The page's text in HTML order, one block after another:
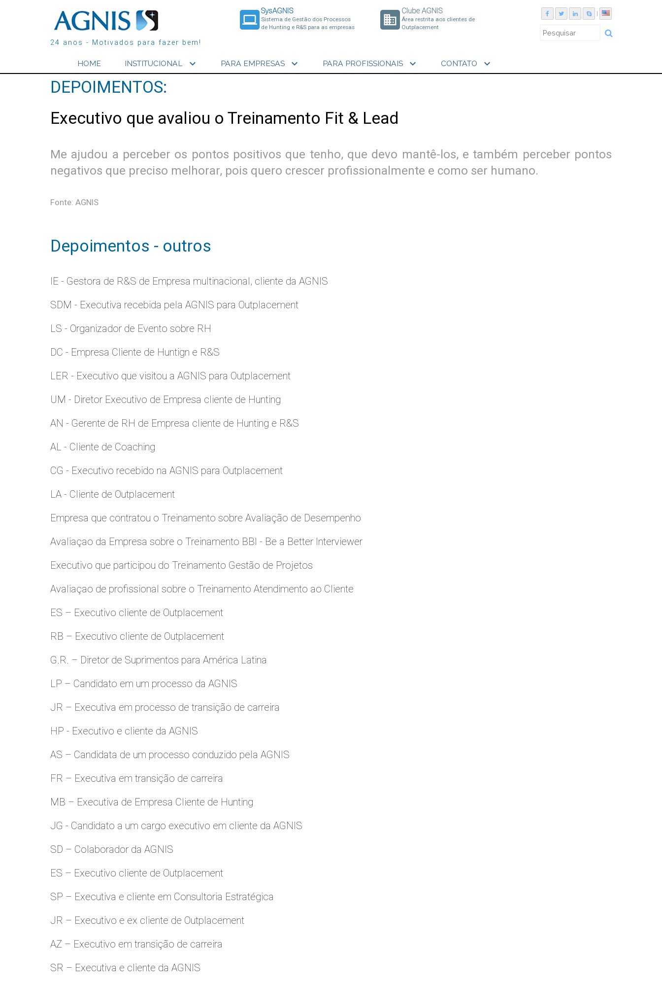
24 anos - Motivados para fazer bem!
laptop
SysAGNIS
Sistema de Gestão dos Processos
de Hunting e R&S para as empresas
business
Clube AGNIS
Área restrita aos clientes de
Outplacement
HOME INSTITUCIONAL expand_more PARA EMPRESAS expand_more PARA PROFISSIONAIS expand_more CONTATO expand_more
DEPOIMENTOS:
Executivo que avaliou o Treinamento Fit & Lead
Me ajudou a perceber os pontos positivos que tenho, que devo mantê-los, e também perceber pontos
negativos que preciso melhorar, pois quero crescer profissionalmente e como ser humano.
Fonte: AGNIS
Depoimentos - outros
IE - Gestora de R&S de Empresa multinacional, cliente da AGNIS
SDM - Executiva recebida pela AGNIS para Outplacement
LS - Organizador de Evento sobre RH
DC - Empresa Cliente de Huntign e R&S
LER - Executivo que visitou a AGNIS para Outplacement
UM - Diretor Executivo de Empresa cliente de Hunting
AN - Gerente de RH de Empresa cliente de Hunting e R&S
AL - Cliente de Coaching
CG - Executivo recebido na AGNIS para Outplacement
LA - Cliente de Outplacement
Empresa que contratou o Treinamento sobre Avaliação de Desempenho
Avaliaçao da Empresa sobre o Treinamento BBI - Be a Better Interviewer
Executivo que participou do Treinamento Gestão de Projetos
Avaliaçao de profissional sobre o Treinamento Atendimento ao Cliente
ES – Executivo cliente de Outplacement
RB – Executivo cliente de Outplacement
G.R. – Diretor de Suprimentos para América Latina
LP – Candidato em um processo da AGNIS
JR – Executiva em processo de transição de carreira
HP - Executivo e cliente da AGNIS
AS – Candidata de um processo conduzido pela AGNIS
FR – Executiva em transição de carreira
MB – Executiva de Empresa Cliente de Hunting
JG - Candidato a um cargo executivo em cliente da AGNIS
SD – Colaborador da AGNIS
ES – Executivo cliente de Outplacement
SP – Executiva e cliente em Consultoria Estratégica
JR – Executivo e ex cliente de Outplacement
AZ – Executivo em transição de carreira
SR – Executiva e cliente da AGNIS